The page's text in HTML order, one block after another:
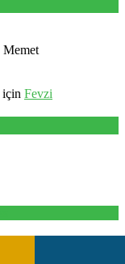
Memet
için Fevzi